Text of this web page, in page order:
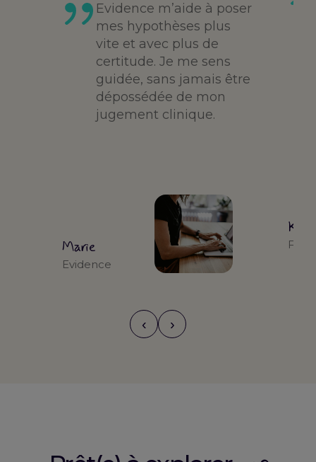
Evidence m’aide à poser
mes hypothèses plus
vite et avec plus de
certitude. Je me sens
guidée, sans jamais être
dépossédée de mon
jugement clinique.
Marie
Evidence
‹ ›